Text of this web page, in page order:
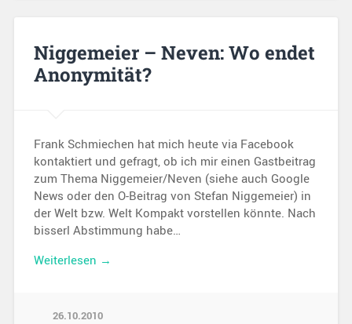
Niggemeier – Neven: Wo endet
Anonymität?
Frank Schmiechen hat mich heute via Facebook
kontaktiert und gefragt, ob ich mir einen Gastbeitrag
zum Thema Niggemeier/Neven (siehe auch Google
News oder den O-Beitrag von Stefan Niggemeier) in
der Welt bzw. Welt Kompakt vorstellen könnte. Nach
bisserl Abstimmung habe…
Weiterlesen →
26.10.2010